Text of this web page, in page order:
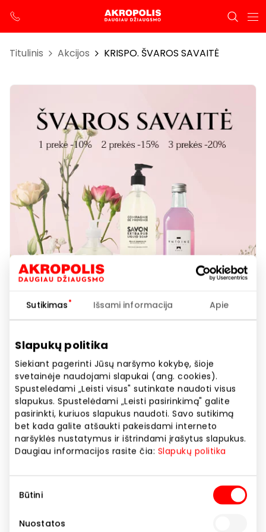
Sutikimas Išsami informacija Apie
Slapukų politika
Siekiant pagerinti Jūsų naršymo kokybę, šioje
svetainėje naudojami slapukai (ang. cookies).
Spustelėdami „Leisti visus" sutinkate naudoti visus
slapukus. Spustelėdami „Leisti pasirinkimą" galite
pasirinkti, kuriuos slapukus naudoti. Savo sutikimą
bet kada galite atšaukti pakeisdami interneto
naršyklės nustatymus ir ištrindami įrašytus slapukus.
Daugiau informacijos rasite čia: Slapukų politika
pasirinkimas
Būtini
Nuostatos
Titulinis Akcijos KRISPO. ŠVAROS SAVAITĖ
KRISPO. ŠVAROS SAVAITĖ
Akcijos trukmė
Nuo 2026.03.23iki2026.03.31
Rodyti lokaciją žemėlapyje
Pavasaris- švaros metas! Krispo turi ypatingą